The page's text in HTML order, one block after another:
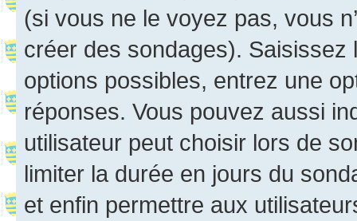
(si vous ne le voyez pas, vous
créer des sondages).
options possibles, entrez une
réponses. Vous pouvez aussi
utilisateur peut choisir lors de
limiter la durée en jours du
et enfin permettre aux